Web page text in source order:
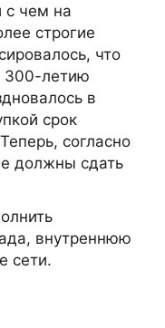
с чем на
строгие
что
300-летию
в
срок
согласно
должны сдать
внутреннюю
сети.